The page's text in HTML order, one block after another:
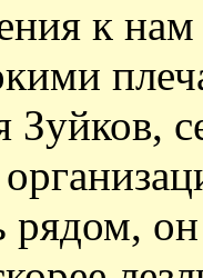
к
он